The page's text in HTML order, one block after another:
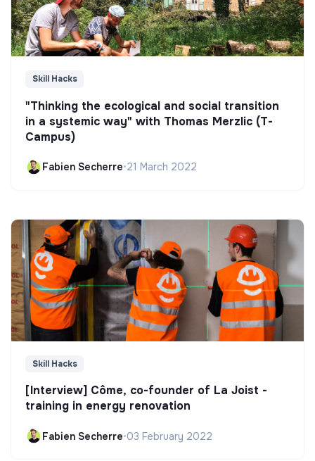
Skill Hacks
"Thinking the ecological and social transition
in a systemic way" with Thomas Merzlic (T-
Campus)
Fabien Secherre•21 March 2022
Skill Hacks
[Interview] Côme, co-founder of La Joist -
training in energy renovation
Fabien Secherre•03 February 2022